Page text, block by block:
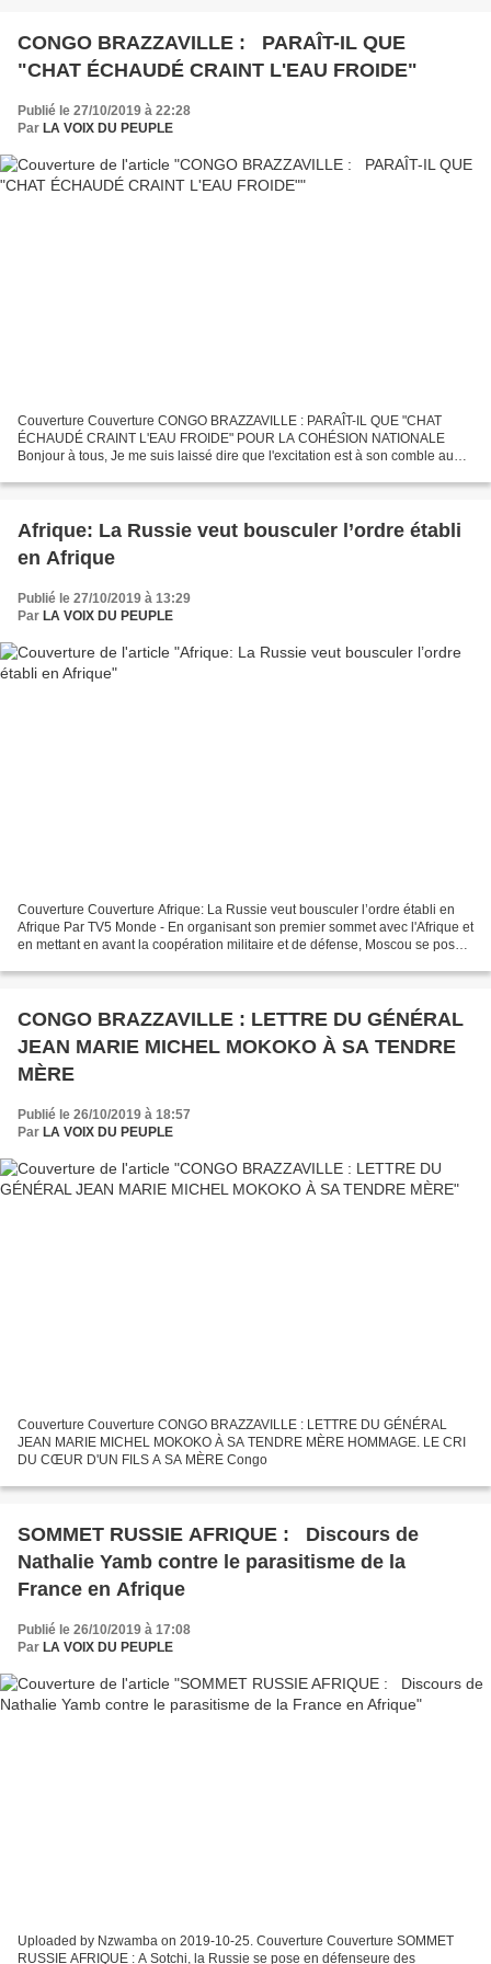
CONGO BRAZZAVILLE : PARAÎT-IL QUE
"CHAT ÉCHAUDÉ CRAINT L'EAU FROIDE"
Publié le 27/10/2019 à 22:28
Par LA VOIX DU PEUPLE
Couverture Couverture CONGO BRAZZAVILLE : PARAÎT-IL QUE "CHAT
ÉCHAUDÉ CRAINT L'EAU FROIDE" POUR LA COHÉSION NATIONALE
Bonjour à tous, Je me suis laissé dire que l'excitation est à son comble au
Afrique: La Russie veut bousculer l’ordre établi
en Afrique
Publié le 27/10/2019 à 13:29
Par LA VOIX DU PEUPLE
Couverture Couverture Afrique: La Russie veut bousculer l’ordre établi en
Afrique Par TV5 Monde - En organisant son premier sommet avec l'Afrique et
en mettant en avant la coopération militaire et de défense, Moscou se pose
CONGO BRAZZAVILLE : LETTRE DU GÉNÉRAL
JEAN MARIE MICHEL MOKOKO À SA TENDRE
MÈRE
Publié le 26/10/2019 à 18:57
Par LA VOIX DU PEUPLE
Couverture Couverture CONGO BRAZZAVILLE : LETTRE DU GÉNÉRAL
JEAN MARIE MICHEL MOKOKO À SA TENDRE MÈRE HOMMAGE. LE CRI
DU CŒUR D'UN FILS A SA MÈRE Congo
SOMMET RUSSIE AFRIQUE : Discours de
Nathalie Yamb contre le parasitisme de la
France en Afrique
Publié le 26/10/2019 à 17:08
Par LA VOIX DU PEUPLE
Uploaded by Nzwamba on 2019-10-25. Couverture Couverture SOMMET
RUSSIE AFRIQUE : A Sotchi, la Russie se pose en défenseure des